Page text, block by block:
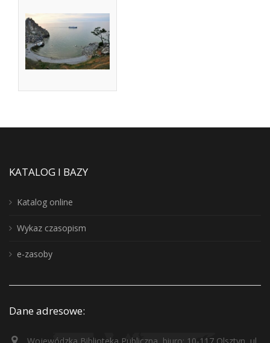
KATALOG I BAZY
Katalog online
Wykaz czasopism
e-zasoby
Dane adresowe:
Wojewódzka Biblioteka Publiczna, biuro: 10-117 Olsztyn, ul.